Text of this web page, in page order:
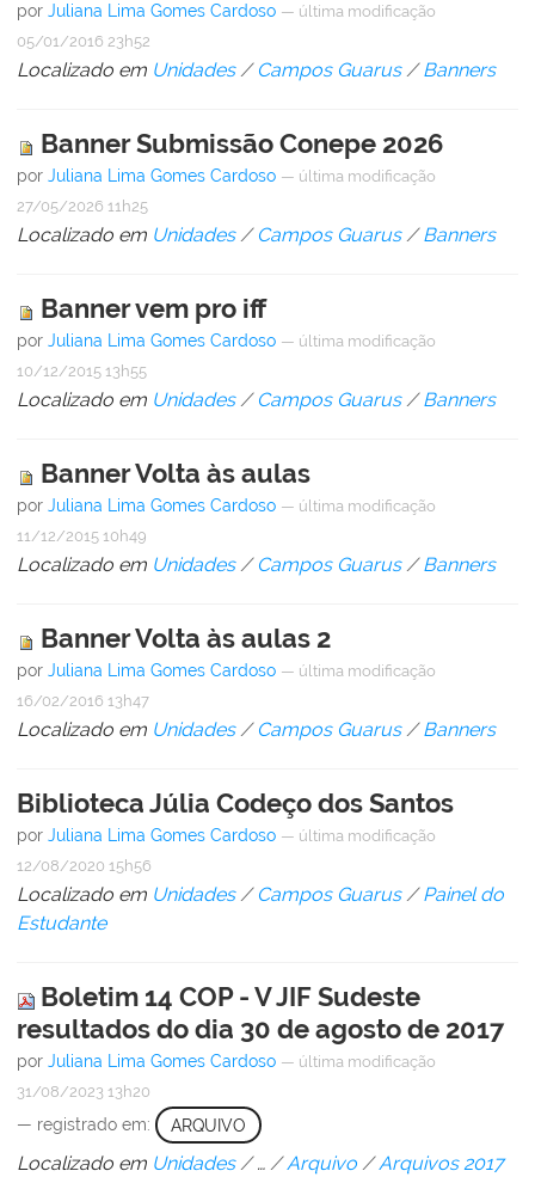
por Juliana Lima Gomes Cardoso — última modificação
05/01/2016 23h52
Localizado em Unidades / Campos Guarus /Banners
Banner Submissão Conepe 2026
por Juliana Lima Gomes Cardoso — última modificação
27/05/2026 11h25
Localizado em Unidades / Campos Guarus /Banners
Banner vem pro iff
por Juliana Lima Gomes Cardoso — última modificação
10/12/2015 13h55
Localizado em Unidades / Campos Guarus /Banners
Banner Volta às aulas
por Juliana Lima Gomes Cardoso — última modificação
11/12/2015 10h49
Localizado em Unidades / Campos Guarus /Banners
Banner Volta às aulas 2
por Juliana Lima Gomes Cardoso — última modificação
16/02/2016 13h47
Localizado em Unidades / Campos Guarus /Banners
Biblioteca Júlia Codeço dos Santos
por Juliana Lima Gomes Cardoso — última modificação
12/08/2020 15h56
Localizado em Unidades / Campos Guarus /Painel do
Estudante
Boletim 14 COP - V JIF Sudeste
resultados do dia 30 de agosto de 2017
por Juliana Lima Gomes Cardoso — última modificação
31/08/2023 13h20
— registrado em: ARQUIVO
Localizado em Unidades /… /Arquivo /Arquivos 2017